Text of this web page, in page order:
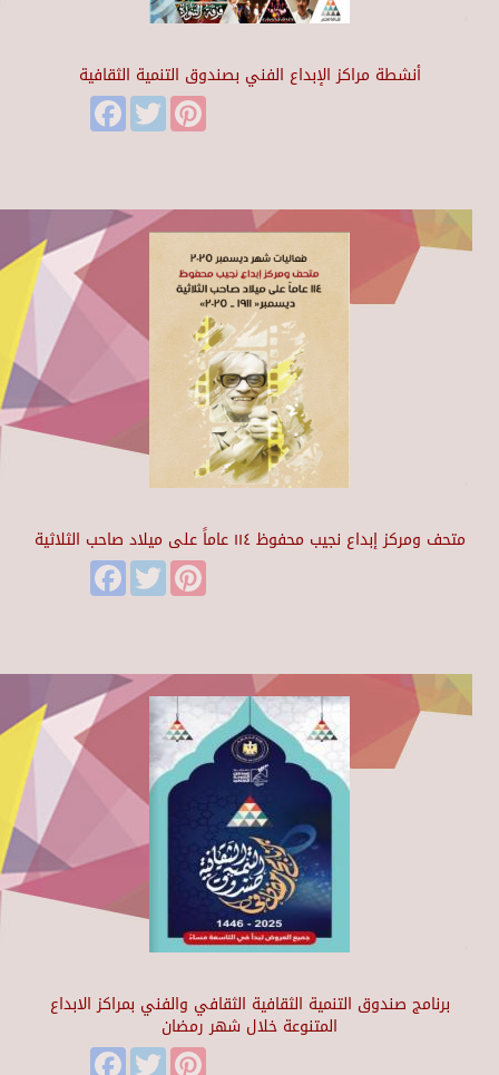
أنشطة مراكز الإبداع الفني بصندوق التنمية الثقافية
FacebookTwitter
متحف ومركز إبداع نجيب محفوظ ١١٤ عاماً على ميلاد صاحب الثلاثية
FacebookTwitter
برنامج صندوق التنمية الثقافية الثقافي والفني بمراكز الابداع
المتنوعة خلال شهر رمضان
FacebookTwitter